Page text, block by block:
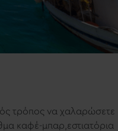
τρόπος να χαλαρώσετε
καφέ-μπαρ,εστιατόρια